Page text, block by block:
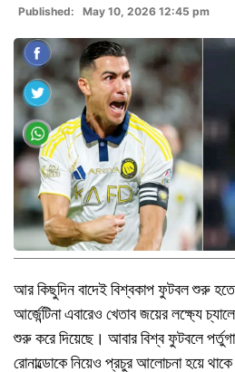
Published: May 10, 2026 12:45 pm
আর কিছুদিন বাদেই বিশ্বকাপ ফুটবল শুরু
আর্জেন্টিনা এবারেও খেতাব জয়ের লক্ষ্যে
শুরু করে দিয়েছে। আবার বিশ্ব ফুটবলে
রোনাল্ডোকে নিয়েও প্রচুর আলোচনা হয়ে